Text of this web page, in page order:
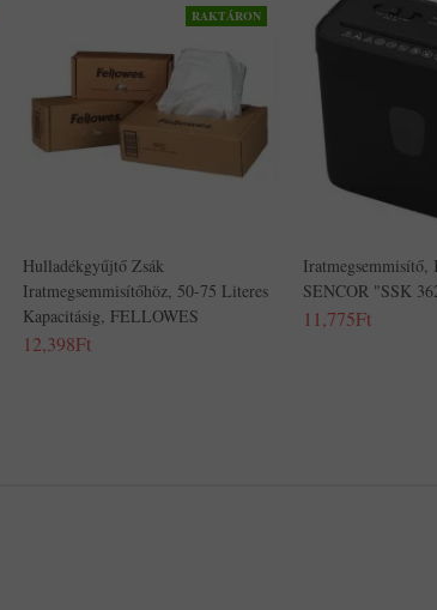
RAKTÁRON
Hulladékgyűjtő Zsák
Iratmegsemmisítőhöz, 50-75 Literes
Kapacitásig, FELLOWES
12,398Ft
SENCOR "SSK
11,775Ft